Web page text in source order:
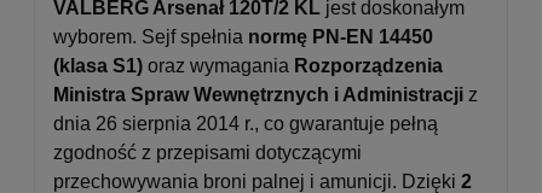
VALBERG Arsenał 120T/2 KL jest doskonałym
wyborem. Sejf spełnia normę PN-EN 14450
(klasa S1) oraz wymagania Rozporządzenia
Ministra Spraw Wewnętrznych i Administracji z
dnia 26 sierpnia 2014 r., co gwarantuje pełną
zgodność z przepisami dotyczącymi
przechowywania broni palnej i amunicji. Dzięki 2